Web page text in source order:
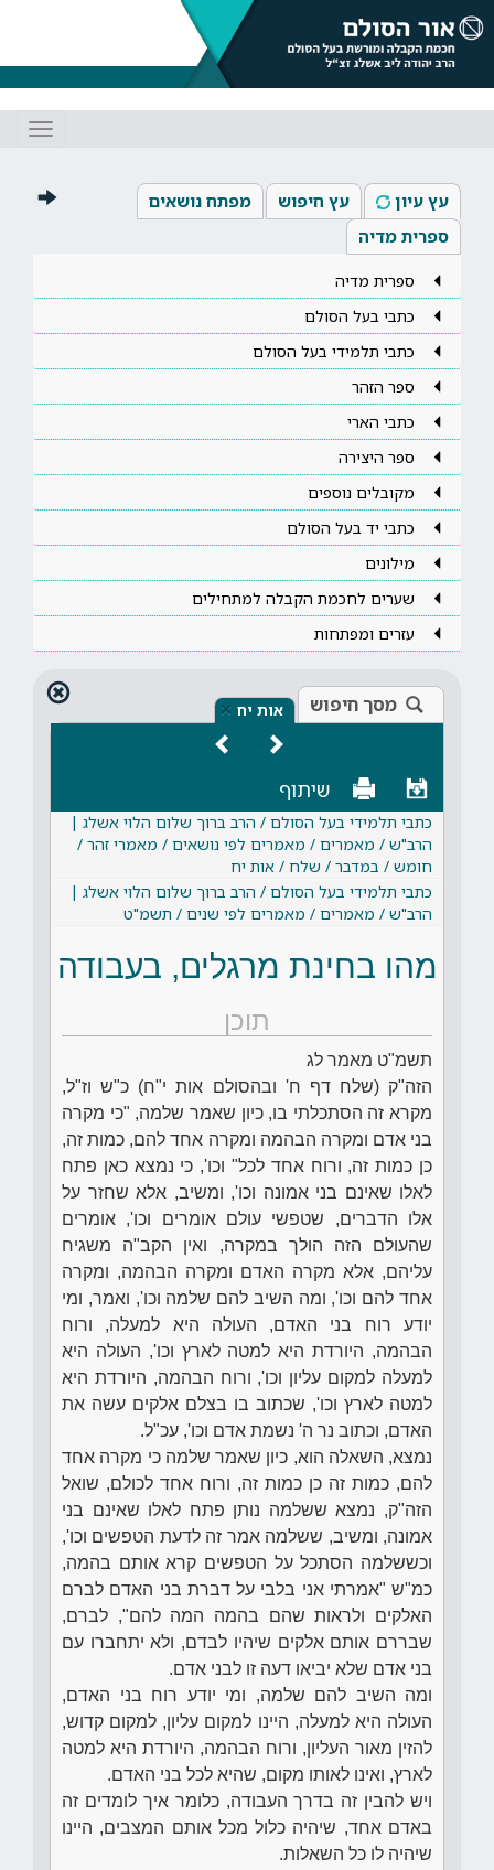
עץ עיון עץ חיפוש
מפתח נושאים
ספרית מדיה
ספרית מדיה
כתבי בעל הסולם
כתבי תלמידי בעל הסולם
ספר הזהר
כתבי הארי
ספר היצירה
מקובלים נוספים
כתבי יד בעל הסולם
מילונים
שערים לחכמת הקבלה למתחילים
עזרים ומפתחות
מסך חיפוש אות יח ×
שיתוף
כתבי תלמידי בעל הסולם / הרב ברוך שלום הלוי אשלג |
הרב"ש / מאמרים / מאמרים לפי נושאים / מאמרי זהר /
חומש / במדבר / שלח / אות יח
כתבי תלמידי בעל הסולם / הרב ברוך שלום הלוי אשלג |
הרב"ש / מאמרים / מאמרים לפי שנים / תשמ"ט
מהו בחינת מרגלים, בעבודה
תוכן
תשמ"ט מאמר לג
הזה"ק (שלח דף ח' ובהסולם אות י"ח) כ"ש וז"ל,
מקרא זה הסתכלתי בו, כיון שאמר שלמה, "כי מקרה
בני אדם ומקרה הבהמה ומקרה אחד להם, כמות זה,
כן כמות זה, ורוח אחד לכל" וכו', כי נמצא כאן פתח
לאלו שאינם בני אמונה וכו', ומשיב, אלא שחזר על
אלו הדברים, שטפשי עולם אומרים וכו', אומרים
שהעולם הזה הולך במקרה, ואין הקב"ה משגיח
עליהם, אלא מקרה האדם ומקרה הבהמה, ומקרה
אחד להם וכו', ומה השיב להם שלמה וכו', ואמר, ומי
יודע רוח בני האדם, העולה היא למעלה, ורוח
הבהמה, היורדת היא למטה לארץ וכו', העולה היא
למעלה למקום עליון וכו', ורוח הבהמה, היורדת היא
למטה לארץ וכו', שכתוב בו בצלם אלקים עשה את
האדם, וכתוב נר ה' נשמת אדם וכו', עכ"ל.
נמצא, השאלה הוא, כיון שאמר שלמה כי מקרה אחד
להם, כמות זה כן כמות זה, ורוח אחד לכולם, שואל
הזה"ק, נמצא ששלמה נותן פתח לאלו שאינם בני
אמונה, ומשיב, ששלמה אמר זה לדעת הטפשים וכו',
וכששלמה הסתכל על הטפשים קרא אותם בהמה,
כמ"ש "אמרתי אני בלבי על דברת בני האדם לברם
האלקים ולראות שהם בהמה המה להם", לברם,
שבררם אותם אלקים שיהיו לבדם, ולא יתחברו עם
בני אדם שלא יביאו דעה זו לבני אדם.
ומה השיב להם שלמה, ומי יודע רוח בני האדם,
העולה היא למעלה, היינו למקום עליון, למקום קדוש,
להזין מאור העליון, ורוח הבהמה, היורדת היא למטה
לארץ, ואינו לאותו מקום, שהיא לכל בני האדם.
ויש להבין זה בדרך העבודה, כלומר איך לומדים זה
באדם אחד, שיהיה כלול מכל אותם המצבים, היינו
שיהיה לו כל השאלות.